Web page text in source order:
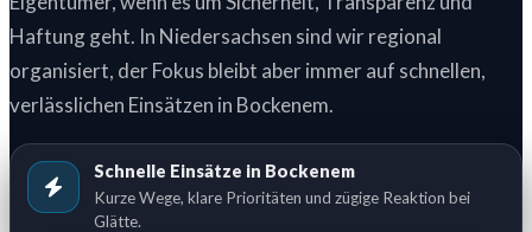
Haftung geht. In Niedersachsen sind wir regional
organisiert, der Fokus bleibt aber immer auf schnellen,
verlässlichen Einsätzen in Bockenem.
Schnelle Einsätze in Bockenem
Kurze Wege, klare Prioritäten und zügige Reaktion bei
Glätte.